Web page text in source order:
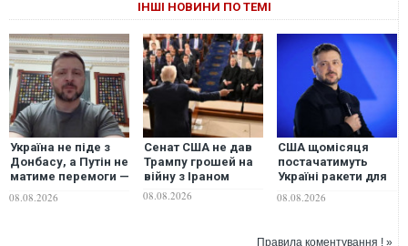
ІНШІ НОВИНИ ПО ТЕМІ
Україна не піде з
Донбасу, а Путін не
матиме перемоги —
Зеленський про
ситуацію на фронті
08.08.2026
Сенат США не дав
Трампу грошей на
війну з Іраном
08.08.2026
США щомісяця
постачатимуть
Україні ракети для
Patriot, -
Зеленський
08.08.2026
Правила коментування ! »